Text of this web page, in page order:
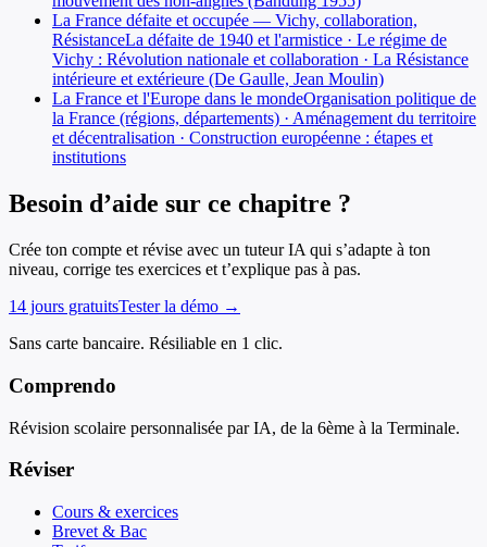
La France défaite et occupée — Vichy, collaboration,
RésistanceLa défaite de 1940 et l'armistice · Le régime de
Vichy : Révolution nationale et collaboration · La Résistance
intérieure et extérieure (De Gaulle, Jean Moulin)
La France et l'Europe dans le mondeOrganisation politique de
la France (régions, départements) · Aménagement du territoire
et décentralisation · Construction européenne : étapes et
institutions
Besoin d’aide sur ce chapitre ?
Crée ton compte et révise avec un tuteur IA qui s’adapte à ton
niveau, corrige tes exercices et t’explique pas à pas.
14 jours gratuitsTester la démo →
Sans carte bancaire. Résiliable en 1 clic.
Comprendo
Révision scolaire personnalisée par IA, de la 6ème à la Terminale.
Réviser
Cours & exercices
Brevet & Bac